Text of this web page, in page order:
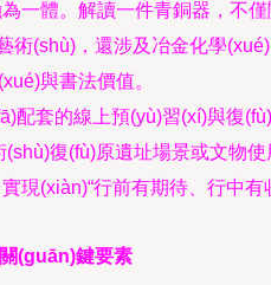
一體。解讀一件青銅器，不僅
術(shù)，還涉及冶金化學
與書法價值。
配套的線上預(yù)習(xí)與復(fù)
復(fù)原遺址場景或文物使
現(xiàn)“行前有期待、行中有
(guān)鍵要素